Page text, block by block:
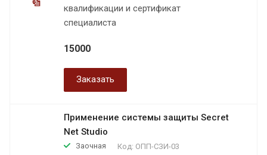
квалификации и сертификат
специалиста
15000
Заказать
Применение системы защиты Secret
Net Studio
Заочная Код: ОПП-СЗИ-03